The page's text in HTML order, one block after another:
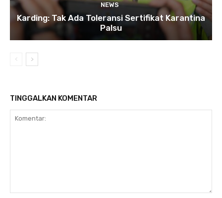
NEWS
Karding: Tak Ada Toleransi Sertifikat Karantina
Palsu
TINGGALKAN KOMENTAR